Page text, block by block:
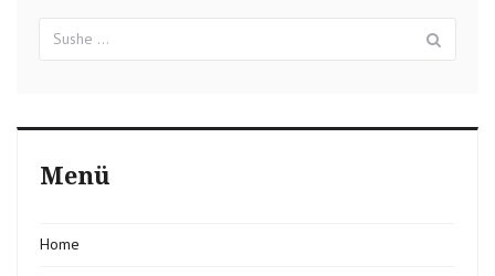
für:
Menü
Home